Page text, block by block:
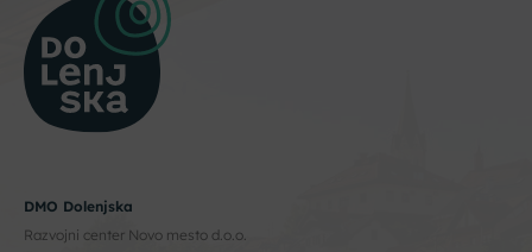
DMO Dolenjska
Razvojni center Novo mesto d.o.o.